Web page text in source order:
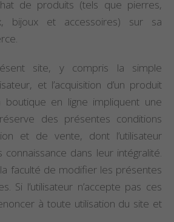
de produits (tels que pierres,
bijoux et accessoires) sur sa
site, y compris la simple
et l’acquisition d’un produit
en ligne impliquent une
des présentes conditions
et de vente, dont l’utilisateur
dans leur intégralité.
faculté de modifier les présentes
Si l’utilisateur n’accepte pas ces
à toute utilisation du site et